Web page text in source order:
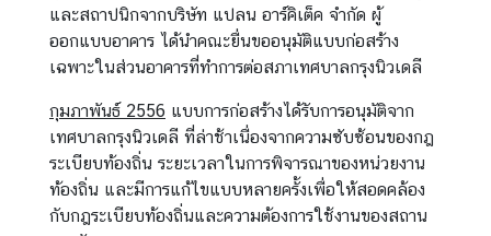
และสถาปนิกจากบริษัท แปลน อาร์คิเต็ค จำกัด ผู้
ออกแบบอาคาร ได้นำคณะยื่นขออนุมัติแบบก่อสร้าง
เฉพาะในส่วนอาคารที่ทำการต่อสภาเทศบาลกรุงนิวเดลี
กุมภาพันธ์ 2556 แบบการก่อสร้างได้รับการอนุมัติจาก
เทศบาลกรุงนิวเดลี ที่ล่าช้าเนื่องจากความซับซ้อนของกฎ
ระเบียบท้องถิ่น ระยะเวลาในการพิจารณาของหน่วยงาน
ท้องถิ่น และมีการแก้ไขแบบหลายครั้งเพื่อให้สอดคล้อง
กับกฎระเบียบท้องถิ่นและความต้องการใช้งานของสถาน